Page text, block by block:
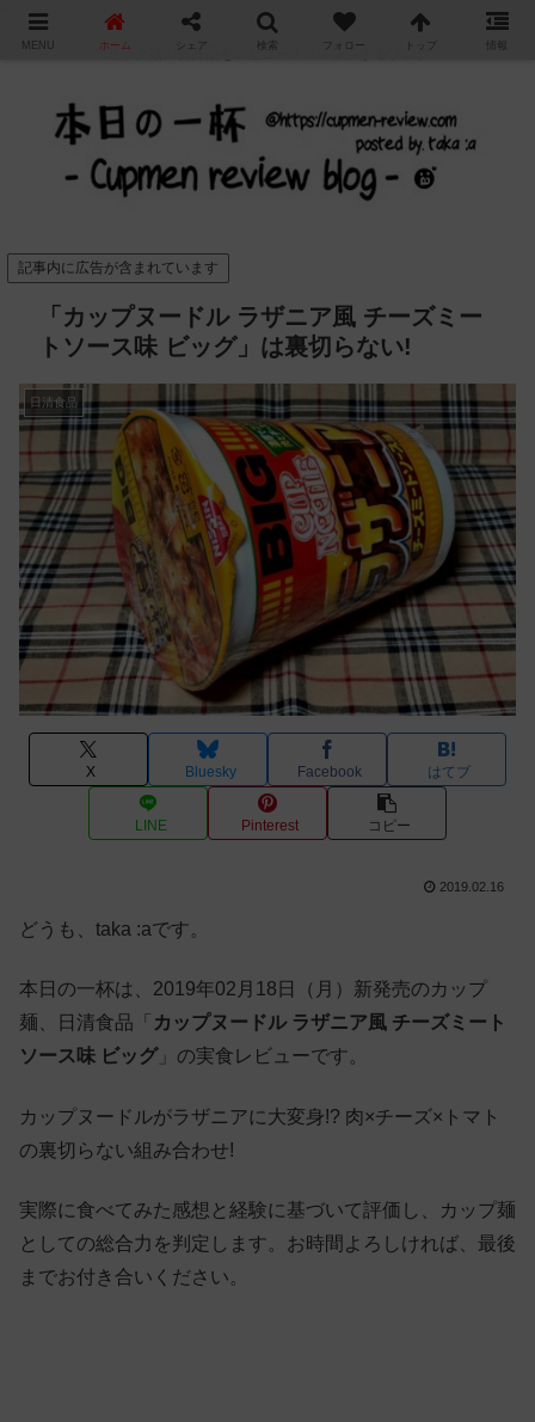
カップ麺の新商品をレビュー / アレンジするブログ
記事内に広告が含まれています
「カップヌードル ラザニア風 チーズミー
トソース味 ビッグ」は裏切らない!
日清食品
X Bluesky Facebook はてブ
LINE Pinterest コピー
2019.02.16
どうも、taka :aです。
本日の一杯は、2019年02月18日（月）新発売のカップ
麺、日清食品「 カップヌードル ラザニア風 チーズミート
ソース味 ビッグ」の実食レビューです。
カップヌードルがラザニアに大変身!? 肉×チーズ×トマト
の裏切らない組み合わせ!
実際に食べてみた感想と経験に基づいて評価し、カップ麺
としての総合力を判定します。お時間よろしければ、最後
までお付き合いください。
MENU ホーム シェア 検索 フォロー トップ 情報